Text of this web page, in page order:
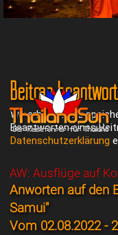
Beitrag
Wir erheben und
Beantworten eines
Datenschutzerklärung
AW: Ausflüge auf
Anworten auf den
Samui"
Vom 02.08.2022 -